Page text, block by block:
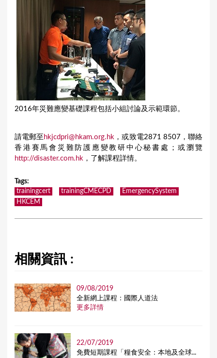
2016年災難應變基礎課程包括小組討論及示範環節。
請電郵至 hkjcdpri@hkam.org.hk ，或致電2871 8507，聯絡
香港賽馬會災難防護應變教研中心秘書處；或瀏覽
http://disaster.com.hk ，了解課程詳情。
Tags:
trainingcert
trainingCMECPD
EmergencySystem
HKCEM
相關資訊 :
09/08/2019
全新網上課程：國際人道法
更多詳情
22/07/2019
免費短期課程「糧食安全：本地及全球...